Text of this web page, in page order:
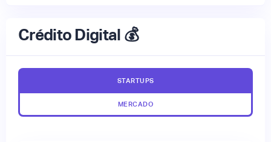
Crédito Digital 💰
STARTUPS
MERCADO